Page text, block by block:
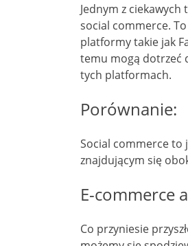
Jednym z
social commerce.
platformy takie jak
temu mogą dotrzeć
tych platformach.
Porównanie:
Social commerce to
znajdującym się
E-commerce
Co przyniesie